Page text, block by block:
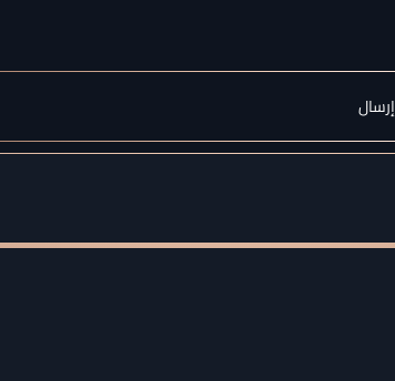
إرسال